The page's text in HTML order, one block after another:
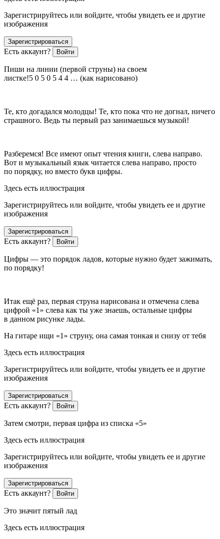
Зарегистрируйтесь или войдите, чтобы увидеть ее и другие
изображения
Зарегистрироваться
Есть аккаунт? Войти
Пиши на линии (первой струны) на своем
листке!5 0 5 0 5 4 4 … (как нарисовано)
Те, кто догадался молодцы! Те, кто пока что не догнал, ничего
страшного. Ведь ты первый раз занимаешься музыкой!
Разберемся! Все имеют опыт чтения книги, слева направо.
Вот и музыкальный язык читается слева направо, просто
по порядку, но вместо букв цифры.
Здесь есть иллюстрация
Зарегистрируйтесь или войдите, чтобы увидеть ее и другие
изображения
Зарегистрироваться
Есть аккаунт? Войти
Цифры — это порядок ладов, которые нужно будет зажимать,
по порядку!
Итак ещё раз, первая струна нарисована и отмечена слева
цифрой «1» слева как ты уже знаешь, остальные цифры
в данном рисунке лады.
На гитаре ищи «1» струну, она самая тонкая и снизу от тебя
Здесь есть иллюстрация
Зарегистрируйтесь или войдите, чтобы увидеть ее и другие
изображения
Зарегистрироваться
Есть аккаунт? Войти
Затем смотри, первая цифра из списка «5»
Здесь есть иллюстрация
Зарегистрируйтесь или войдите, чтобы увидеть ее и другие
изображения
Зарегистрироваться
Есть аккаунт? Войти
Это значит пятый лад
Здесь есть иллюстрация